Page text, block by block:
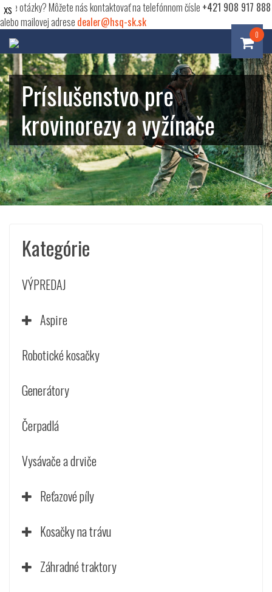
Máte otázky? Môžete nás kontaktovať na telefónnom čísle +421 908 917 888
alebo mailovej adrese dealer@hsq-sk.sk
0
Príslušenstvo pre
krovinorezy a vyžínače
Kategórie
VÝPREDAJ
Aspire
Robotické kosačky
Generátory
Čerpadlá
Vysávače a drviče
Reťazové píly
Kosačky na trávu
Záhradné traktory